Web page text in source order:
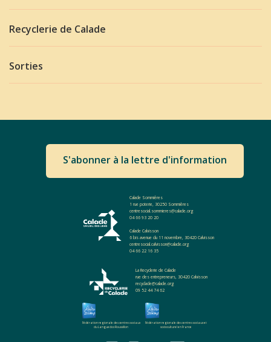
Recyclerie de Calade
Sorties
S'abonner à la lettre d'information
Calade Sommières
1 rue poterie, 30250 Sommières
centresocial.sommieres@calade.org
04 66 93 20 20
Calade Calvisson
6 bis avenue du 11 novembre, 30420 Calvisson
centresocial.calvisson@calade.org
04 66 22 16 35
La Recyclerie de Calade
rue des entrepreneurs, 30420 Calvisson
recyclade@calade.org
09 52 44 74 62
Fédération regionale des centres sociaux
du Languedoc-Roussillon
Fédération regionale des centres sociaux et
socioculturel en France